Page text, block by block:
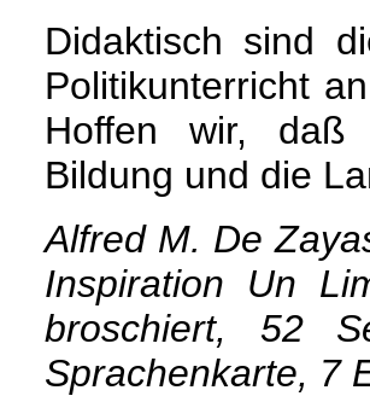
Didaktisch sind
Politikunterricht
Hoffen wir, daß
Bildung und die
Alfred M. De
Inspiration Un
broschiert, 52
Sprachenkarte, 7